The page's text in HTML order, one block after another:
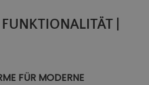
|
FÜR MODERNE